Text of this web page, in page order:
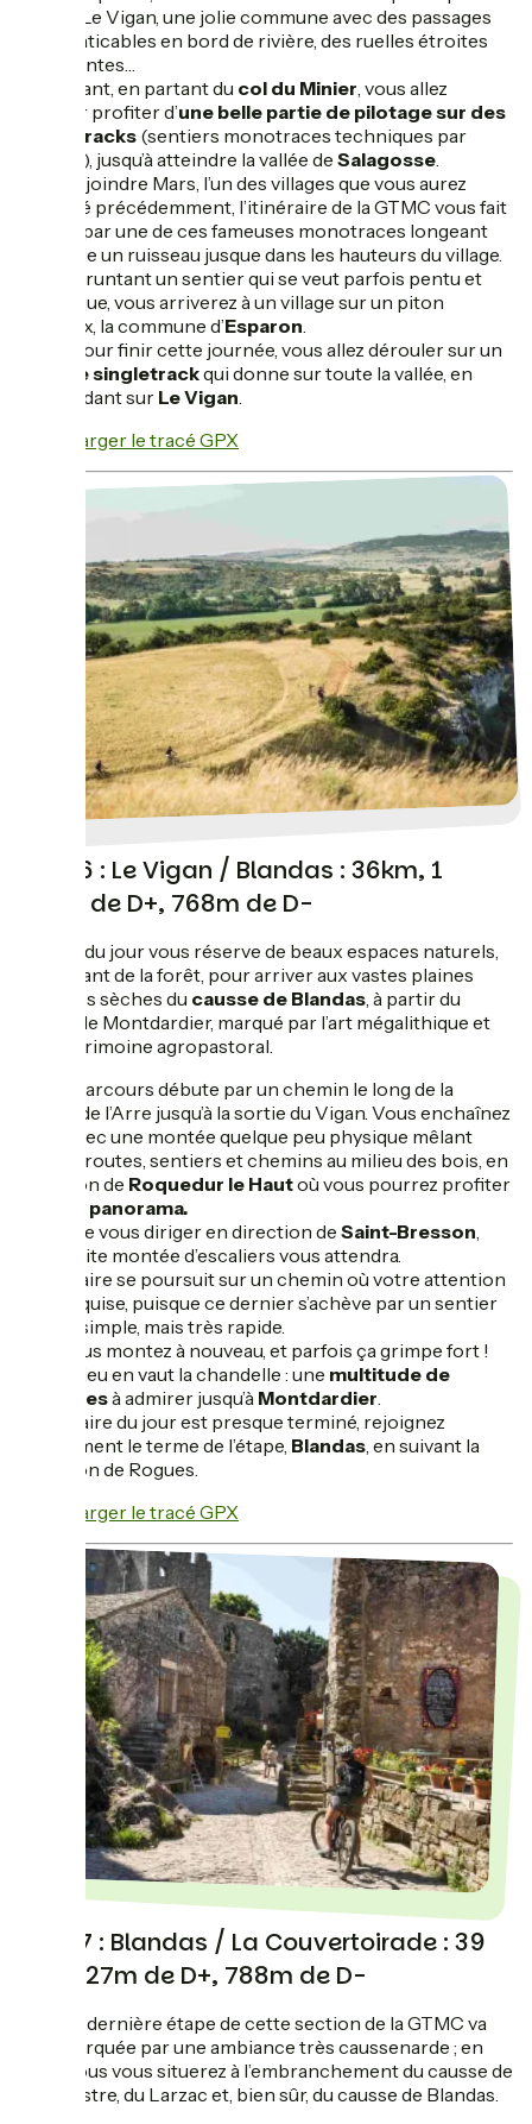
terre à Le Vigan, une jolie commune avec des passages
très praticables en bord de rivière, des ruelles étroites
charmantes…
Mais avant, en partant du col du Minier, vous allez
pouvoir profiter d’une belle partie de pilotage sur des
singletracks (sentiers monotraces techniques par
endroit), jusqu’à atteindre la vallée de Salagosse.
Pour rejoindre Mars, l’un des villages que vous aurez
observé précédemment, l’itinéraire de la GTMC vous fait
passer par une de ces fameuses monotraces longeant
en partie un ruisseau jusque dans les hauteurs du village.
En empruntant un sentier qui se veut parfois pentu et
technique, vous arriverez à un village sur un piton
rocheux, la commune d’Esparon.
Enfin, pour finir cette journée, vous allez dérouler sur un
énième singletrackqui donne sur toute la vallée, en
descendant sur Le Vigan.
Télécharger le tracé GPX
Jour 6 : Le Vigan / Blandas : 36km, 1
183m de D+, 768m de D-
L’étape du jour vous réserve de beaux espaces naturels,
en partant de la forêt, pour arriver aux vastes plaines
d’herbes sèches du causse de Blandas, à partir du
village de Montdardier, marqué par l’art mégalithique et
son patrimoine agropastoral.
Votre parcours débute par un chemin le long de la
rivière de l’Arre jusqu’à la sortie du Vigan. Vous enchaînez
alors avec une montée quelque peu physique mêlant
petites routes, sentiers et chemins au milieu des bois, en
direction de Roquedur le Hautoù vous pourrez profiter
joli panorama.
Avant de vous diriger en direction de Saint-Bresson,
une petite montée d’escaliers vous attendra.
L’itinéraire se poursuit sur un chemin où votre attention
sera requise, puisque ce dernier s’achève par un sentier
certes simple, mais très rapide.
Puis vous montez à nouveau, et parfois ça grimpe fort !
Mais le jeu en vaut la chandelle : une multitude de
paysagesà admirer jusqu’à Montdardier.
L’itinéraire du jour est presque terminé, rejoignez
simplement le terme de l’étape, Blandas, en suivant la
direction de Rogues.
Télécharger le tracé GPX
Jour 7 : Blandas / La Couvertoirade : 39
km, 927m de D+, 788m de D-
L’avant-dernière étape de cette section de la GTMC va
être marquée par une ambiance très caussenarde ; en
effet, vous vous situerez à l’embranchement du causse de
Campestre, du Larzac et, bien sûr, du causse de Blandas.